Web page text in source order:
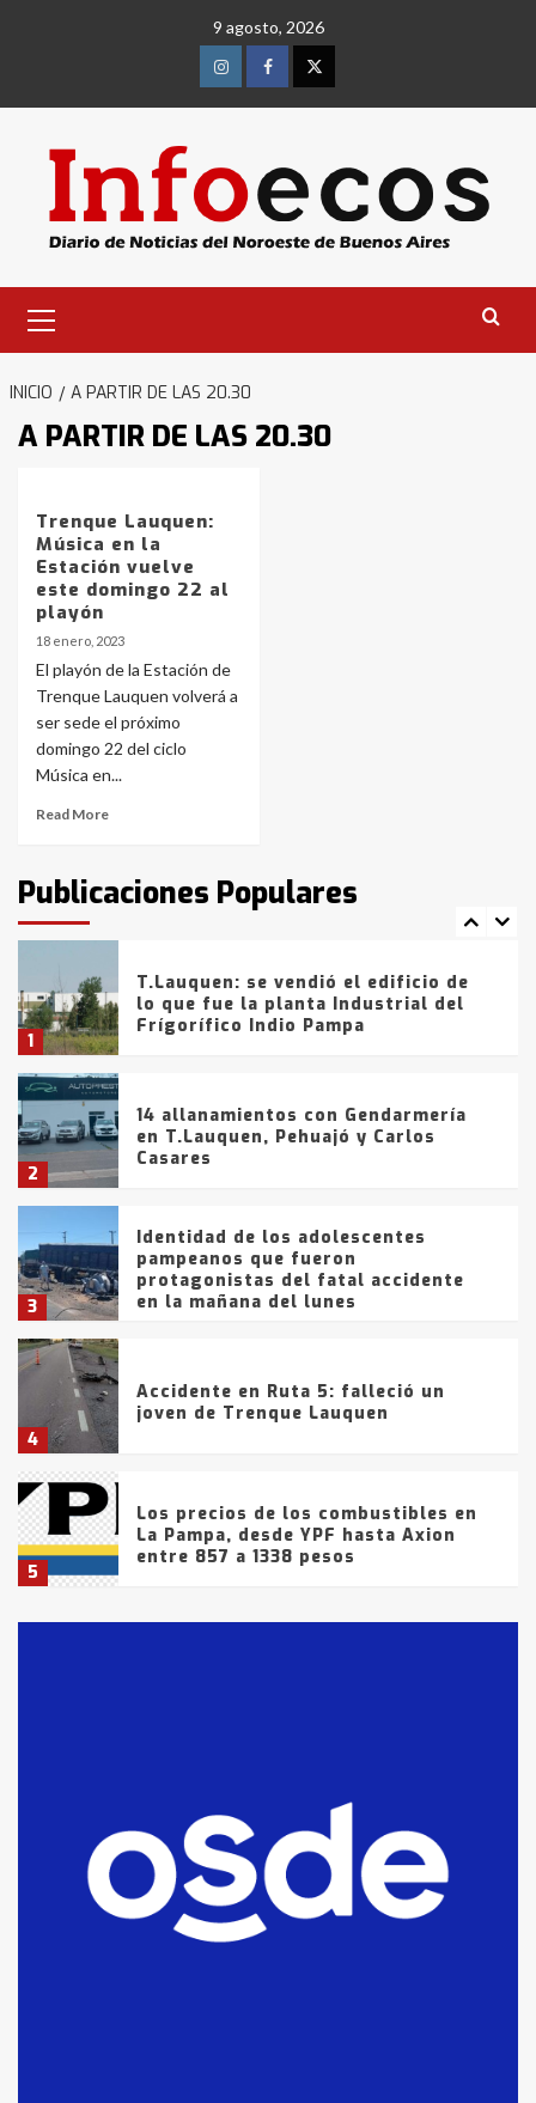
9 agosto, 2026
InstagramFacebookTwitter
primario
INICIO A PARTIR DE LAS 20.30
A PARTIR DE LAS 20.30
Trenque Lauquen:
Música en la
Estación vuelve
este domingo 22 al
playón
18 enero, 2023
El playón de la Estación de
Trenque Lauquen volverá a
ser sede el próximo
domingo 22 del ciclo
Música en...
Read More
Publicaciones Populares
protagonistas del fatal accidente
4
5
Los precios de los combustibles en
La Pampa, desde YPF hasta Axion
6
La Bolsa de Cereales de Bahía
Blanca anticipa que Agosto vendrá
con lluvias y heladas, en gran parte
fueron detenidos por
comercialización de drogas en la
tarde del sábado
1
T.Lauquen: se vendió el edificio de
lo que fue la planta Industrial del
Frígorífico Indio Pampa
2
14 allanamientos con Gendarmería
en T.Lauquen, Pehuajó y Carlos
Casares
3
Identidad de los adolescentes
pampeanos que fueron
protagonistas del fatal accidente
en la mañana del lunes
4
Accidente en Ruta 5: falleció un
joven de Trenque Lauquen
5
Los precios de los combustibles en
La Pampa, desde YPF hasta Axion
entre 857 a 1338 pesos
fueron detenidos por
comercialización de drogas en la
tarde del sábado
T.Lauquen: se vendió el edificio de
lo que fue la planta Industrial del